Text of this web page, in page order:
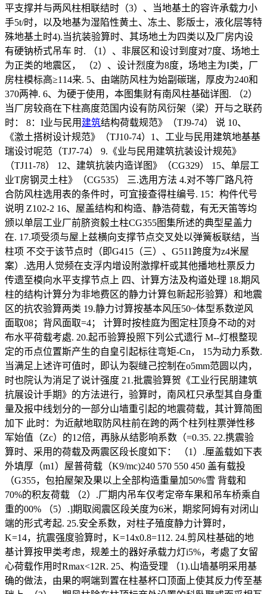
平支撑并与两风柱相联结时（3）、当地基土的容许承载力小
手5t/时，以及地基为湿陷性黄土、冻土、影版士，液化层等特
殊地基土时4).当抗装验算时、其场地土为四类以及厂房内设
有硬钠桥式吊车 时. （1）、非展区和设讨到度对7度、场地土
为正类的地震区， （2）、设计烈度为8度，场地主为I类，厂
房柱模标高≥114来. 5、由端防风柱为始副碳瑞，厚皮为240和
370两神. 6、为硬于使用，本图集财有南风柱基础详图. （2）
当厂房较商在下柱高度范国内设有防风衍架（梁）开与之联药
时： 8：I业与民用 建筑结构荷载规范》（TJ9-74） 说 10、
《激土搭树设计规范》（TJ10-74）1、工业与民用建筑地基基
瑞设讨呢范（TJ7-74） 9.《业与民用建筑抗装设计规苑》
（TJ11-78） 12、建筑抗装内造详图》（CG329） 15、单层工
业T房钢灵土柱》（CG535） 三.选用方法 4.对不等厂路凡符
合防风柱选用表的条件时，可宜接查得柱编号. 15：构件代号
说明 Z102-2 16、屋盖结构和构造、静浩荷载，有无天笛等均
颁以单层工业厂前脐资毅土柱CG355图集所述的典型星盖力
在. 17.项受须与屋上兹横向支撑节点交叉处以弹簧板联结，当
柱项 不交于该节点时（即G415（三）、G511跨度为z4米屋
案）.选用人觉频在支浮内增设附激撑杆或其他播地杜票反力
传遗至模向水平支撑节点上 四、计算方法及构道处理 18.期风
柱的结构计算分为非地费区的静力计算包新起形验算）和地震
区的抗农验算两类 19.静力讨算按基本风压50~体型系数逆风
面取08；背风面取=4； 计算时按桂庭为图定柱顶身不动的对
布水平荷载考處. 20.起币验算投照下列公式遗行 M--灯根整现
定的币点位置斯产生的自皇引起标往弯矩-Cn， 15为动力系数.
当满足上述许可值时，即认为裂缝己控制在o5mm范圆以内，
时也院认为消足了说计强度 21.批震验算贺《工业行民朋建筑
抗展设计手期》的方法进行，验算时，南风杠只承型其自身重
量及报中线划分的一部分山墙重引起的地震荷载，其计算简图
加下 此时：为近献地取防风柱前在跨的两个柱列柱票弹性移
军始值（Zc）的12倍，再脉从结影响系数（=0.35. 22.携震验
算时、采用的荷载及两震区段长度如下： （1）.厘盖载如下表
外填厚（m1）屋普荷载（K9/mc)240 570 550 450 盖有载投
（G355，包拍屋架及果以上全部构造重量加50%雪 背载和
70%的积友荷载 （2）.厂期内吊车仅考定帝车果和吊车桥乘自
重的00% （5）.]期取阅震区段关度为6米，期浆阿姆有对闭山
端的形式考起. 25.安全系数，对柱子殖度静力计算时，
K=14，抗震强度验算时，K=14x0.8=112. 24.剪风柱基础的地
基计算按甲类考虑，规差土的器好承载力灯i5%，考處了女留
心荷载作用时Rmax<12R. 25、构造受理 （1).山墙基明采用基
确的做法，由果的啊端到置在柱基杯口顶面上使其反力传至基